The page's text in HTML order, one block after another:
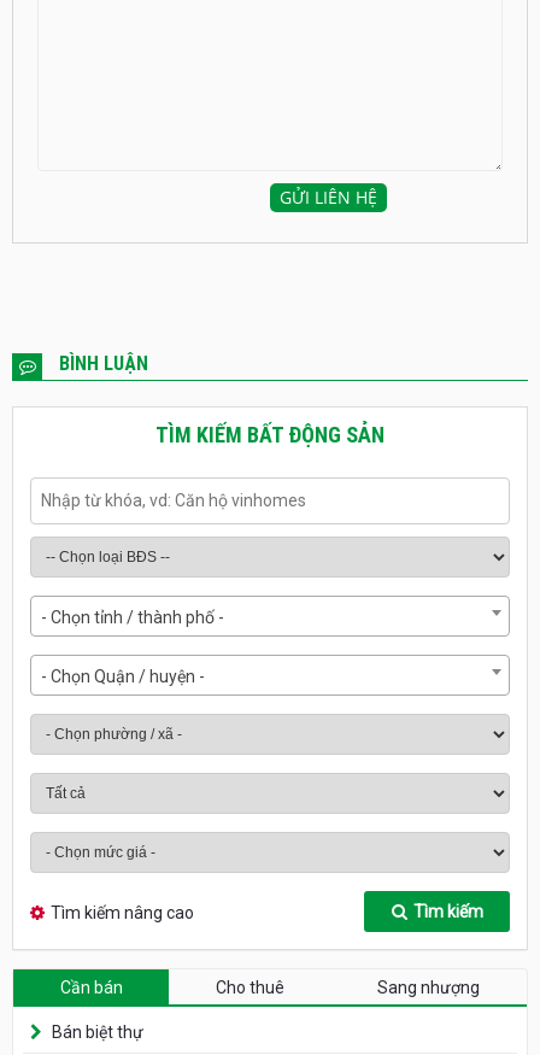
BÌNH LUẬN
TÌM KIẾM BẤT ĐỘNG SẢN
- Chọn tỉnh / thành phố -
- Chọn Quận / huyện -
Tìm kiếm nâng cao Tìm kiếm
Cần bán Cho thuê Sang nhượng
Bán biệt thự